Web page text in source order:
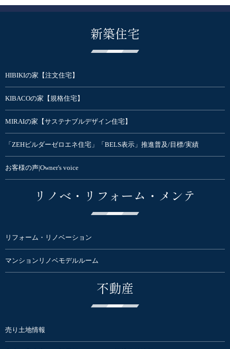
新築住宅
HIBIKIの家【注文住宅】
KIBACOの家【規格住宅】
MIRAIの家【サステナブルデザイン住宅】
「ZEHビルダーゼロエネ住宅」「BELS表示」推進普及/目標/実績
お客様の声|Owner's voice
リノベ・リフォーム・メンテ
リフォーム・リノベーション
マンションリノベモデルルーム
不動産
売り土地情報